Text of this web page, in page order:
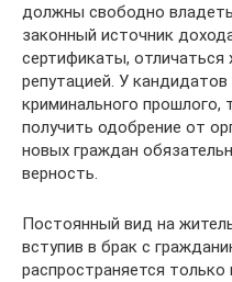
должны свободно
законный источник
сертификаты,
репутацией. У
криминального
получить одобрение от
новых граждан
верность.
Постоянный вид на
вступив в брак с
распространяется